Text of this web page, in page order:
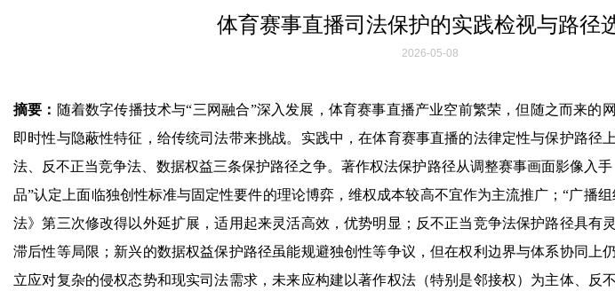
体育赛事直播司法保护的实践检视与路径
2026-05-08
摘要： 随着数字传播技术与“三网融合”深入发展，体育赛事直播产业空前繁荣，但随之而来的
即时性与隐蔽性特征，给传统司法带来挑战。实践中，在体育赛事直播的法律定性与保护路径
法、反不正当竞争法、数据权益三条保护路径之争。著作权法保护路径从调整赛事画面影像入
品”认定上面临独创性标准与固定性要件的理论博弈，维权成本较高不宜作为主流推广；“广播
法》第三次修改得以外延扩展，适用起来灵活高效，优势明显；反不正当竞争法保护路径具有
滞后性等局限；新兴的数据权益保护路径虽能规避独创性等争议，但在权利边界与体系协同上
立应对复杂的侵权态势和现实司法需求，未来应构建以著作权法（特别是邻接权）为主体、反